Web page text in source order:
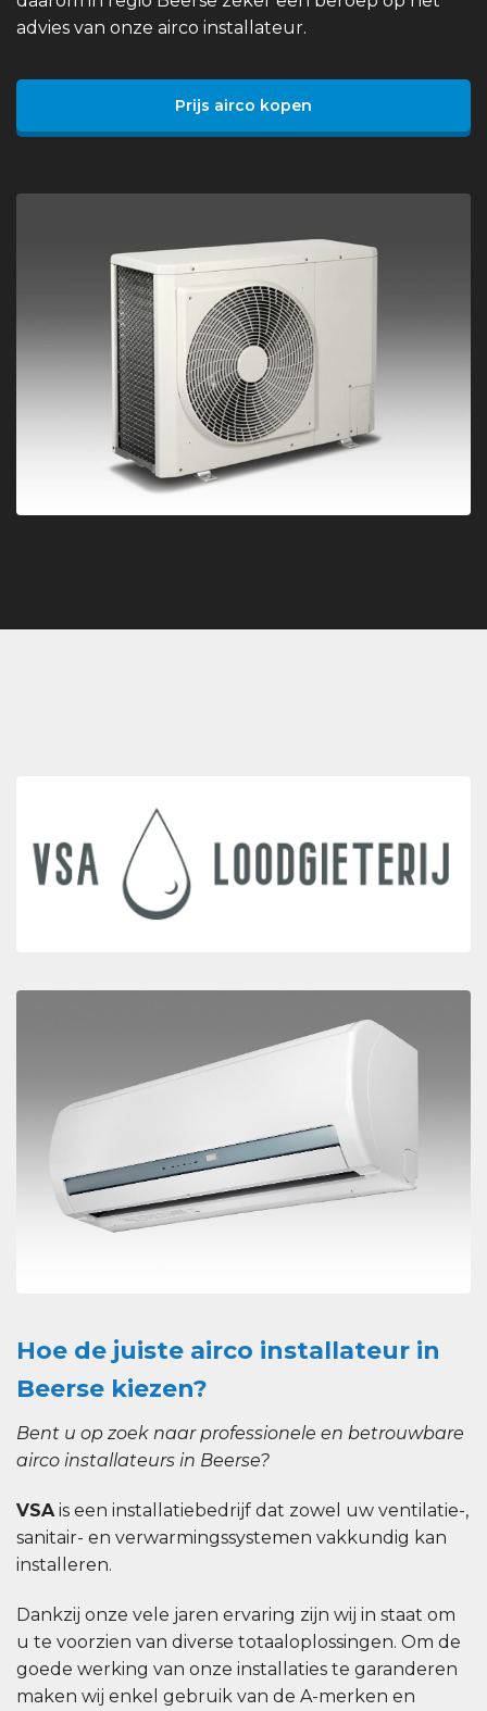
advies van onze airco installateur.
Prijs airco kopen
Hoe de juiste airco installateur in
Beerse kiezen?
Bent u op zoek naar professionele en betrouwbare
airco installateurs in Beerse?
VSAis een installatiebedrijf dat zowel uw ventilatie-,
sanitair- en verwarmingssystemen vakkundig kan
installeren.
Dankzij onze vele jaren ervaring zijn wij in staat om
u te voorzien van diverse totaaloplossingen. Om de
goede werking van onze installaties te garanderen
maken wij enkel gebruik van de A-merken en